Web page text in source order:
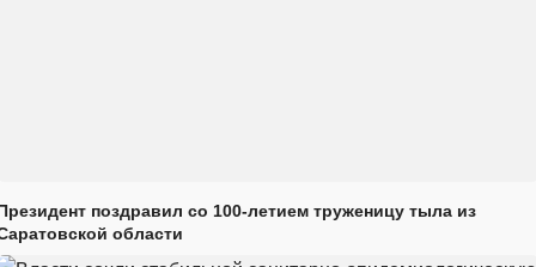
поздравил со 100-летием труженицу тыла из
области